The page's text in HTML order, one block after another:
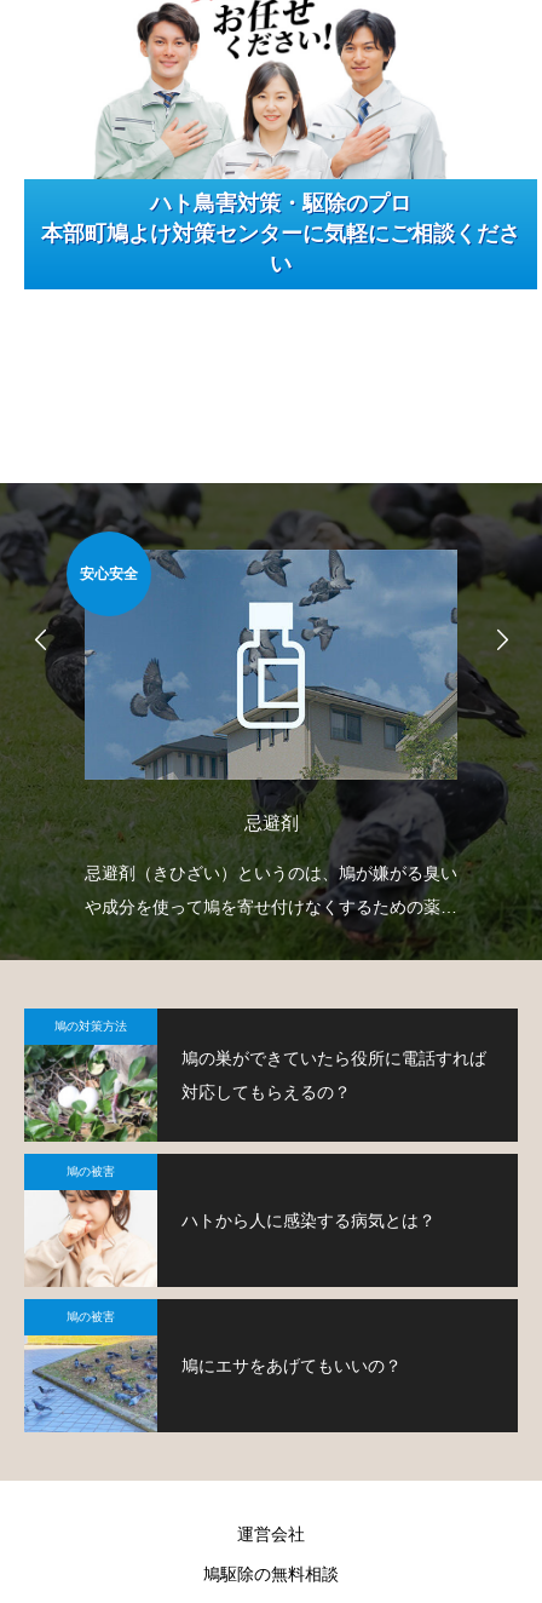
ハト鳥害対策・駆除のプロ
本部町鳩よけ対策センターに気軽にご相談くださ
い
安心安全
忌避剤
忌避剤（きひざい）というのは、鳩が嫌がる臭い
や成分を使って鳩を寄せ付けなくするための薬剤
で、様々なタイプのものがあります。
鳩の対策方法
鳩の巣ができていたら役所に電話すれば
対応してもらえるの？
鳩の被害
ハトから人に感染する病気とは？
鳩の被害
鳩にエサをあげてもいいの？
運営会社
鳩駆除の無料相談